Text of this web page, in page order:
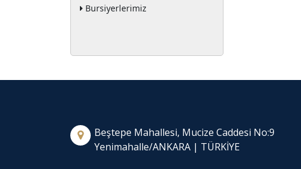
Bursiyerlerimiz
Beştepe Mahallesi, Mucize Caddesi No:9
Yenimahalle/ANKARA | TÜRKİYE